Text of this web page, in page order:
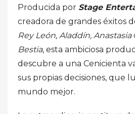
Producida por Stage
creadora de grandes éxitos
Rey León, Aladdín, Anastasia
Bestia, esta ambiciosa
descubre a una Cenicienta
sus propias decisiones, que
mundo mejor.